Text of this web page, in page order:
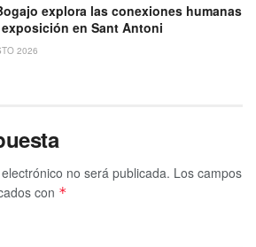
explora las conexiones humanas
en Sant Antoni
2026
no será publicada. Los campos
con *